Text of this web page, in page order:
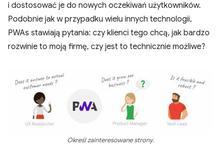
i dostosować je do nowych oczekiwań użytkowników.
Podobnie jak w przypadku wielu innych technologii,
PWAs stawiają pytania: czy klienci tego chcą, jak bardzo
rozwinie to moją firmę, czy jest to technicznie możliwe?
Określ zainteresowane strony.